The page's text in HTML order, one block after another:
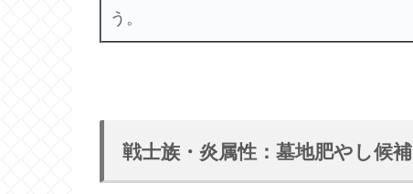
う。
戦士族・炎属性：墓地肥やし候補